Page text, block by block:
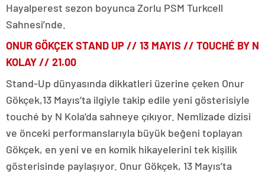
Hayalperest sezon boyunca Zorlu PSM Turkcell
Sahnesi’nde.
ONUR GÖKÇEK STAND UP // 13 MAYIS // TOUCHÉ BY N
KOLAY // 21.00
Stand-Up dünyasında dikkatleri üzerine çeken Onur
Gökçek,13 Mayıs’ta ilgiyle takip edile yeni gösterisiyle
touché by N Kola’da sahneye çıkıyor. Nemlizade dizisi
ve önceki performanslarıyla büyük beğeni toplayan
Gökçek, en yeni ve en komik hikayelerini tek kişilik
gösterisinde paylaşıyor. Onur Gökçek, 13 Mayıs’ta